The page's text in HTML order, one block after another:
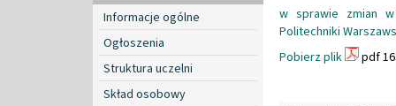
Informacje ogólne
Ogłoszenia
Struktura uczelni
Skład osobowy
w sprawie zmian w
Politechniki
Pobierz plik
pdf